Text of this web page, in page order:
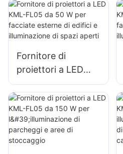
Fornitore di
proiettori a LED
KML-FL05 da 50 W
per facciate
esterne di edifici e
illuminazione di
spazi aperti